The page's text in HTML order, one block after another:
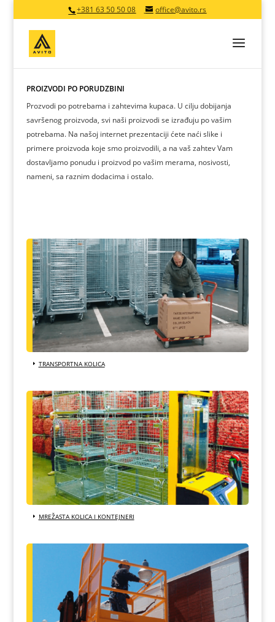
+381 63 50 50 08 office@avito.rs
PROIZVODI PO PORUDŽBINI
Prozvodi po potrebama i zahtevima kupaca. U cilju dobijanja
savršenog proizvoda, svi naši proizvodi se izrađuju po vašim
potrebama. Na našoj internet prezentaciji ćete naći slike i
primere proizvoda koje smo proizvodili, a na vaš zahtev Vam
dostavljamo ponudu i proizvod po vašim merama, nosivosti,
nameni, sa raznim dodacima i ostalo.
TRANSPORTNA KOLICA
MREŽASTA KOLICA I KONTEJNERI